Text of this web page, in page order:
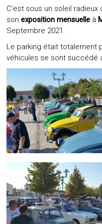
C’est sous un soleil
sonexposition mensuelle à
Septembre 2021.
Le parking était totalement
véhicules se sont succédé